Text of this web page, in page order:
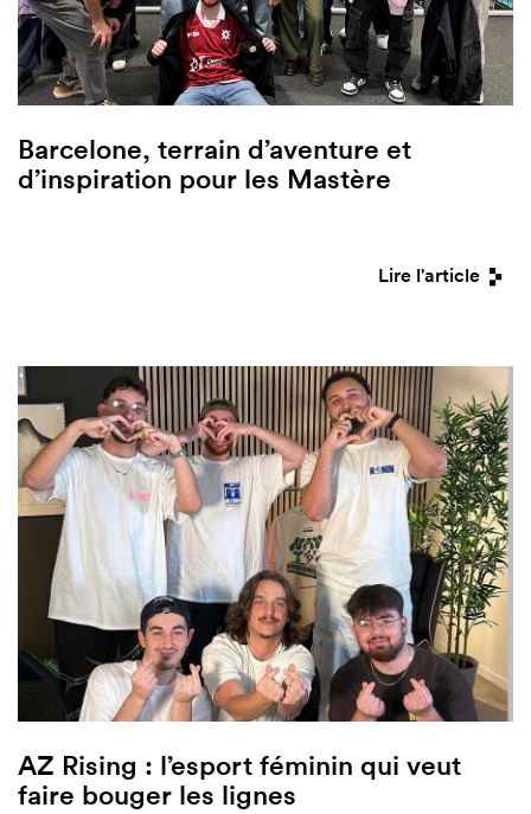
Barcelone, terrain d’aventure et
d’inspiration pour les Mastère
Lire l'article
AZ Rising : l’esport féminin qui veut
faire bouger les lignes